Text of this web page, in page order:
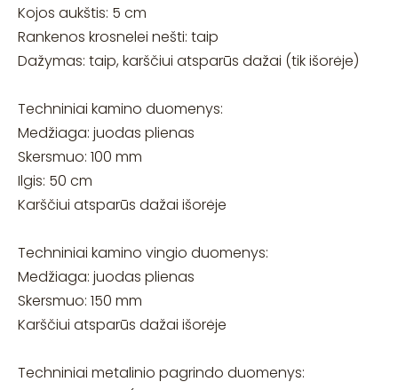
Kojos aukštis: 5 cm
Rankenos krosnelei nešti: taip
Dažymas: taip, karščiui atsparūs dažai (tik išorėje)
Techniniai kamino duomenys:
Medžiaga: juodas plienas
Skersmuo: 100 mm
Ilgis: 50 cm
Karščiui atsparūs dažai išorėje
Techniniai kamino vingio duomenys:
Medžiaga: juodas plienas
Skersmuo: 150 mm
Karščiui atsparūs dažai išorėje
Techniniai metalinio pagrindo duomenys: